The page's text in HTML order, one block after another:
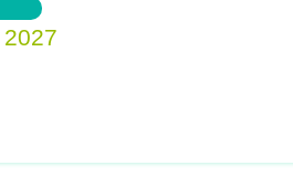
séduit.